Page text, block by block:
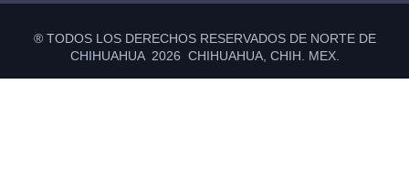
® TODOS LOS DERECHOS RESERVADOS DE NORTE DE
CHIHUAHUA 2026 CHIHUAHUA, CHIH. MEX.